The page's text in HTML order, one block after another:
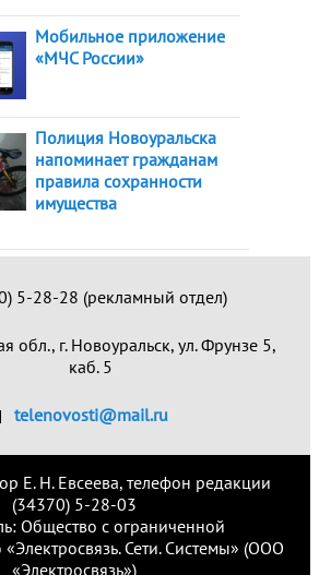
Мобильное приложение
«МЧС России»
Полиция Новоуральска
напоминает гражданам
правила сохранности
имущества
5-28-28 (рекламный отдел)
обл., г. Новоуральск, ул. Фрунзе 5,
каб. 5
telenovosti@mail.ru
Е. Н. Евсеева, телефон редакции
(34370) 5-28-03
Общество с ограниченной
«Электросвязь. Сети. Системы» (ООО
«Электросвязь»)